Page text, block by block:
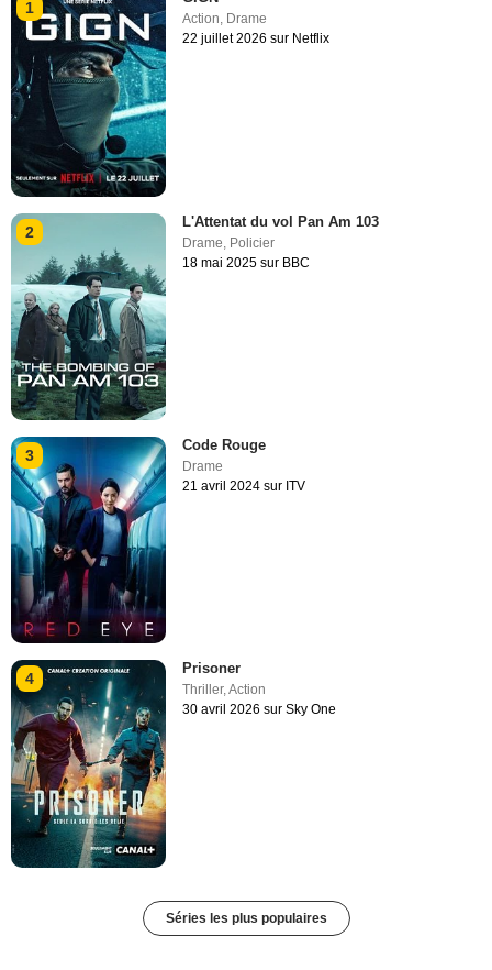
1
Action, Drame
22 juillet 2026 sur Netflix
2
L'Attentat du vol Pan Am 103
Drame Policier
18 mai 2025 sur BBC
3
Code Rouge
Drame
21 avril 2024 sur ITV
4
Prisoner
Thriller,Action
30 avril 2026 sur Sky One
Séries les plus populaires